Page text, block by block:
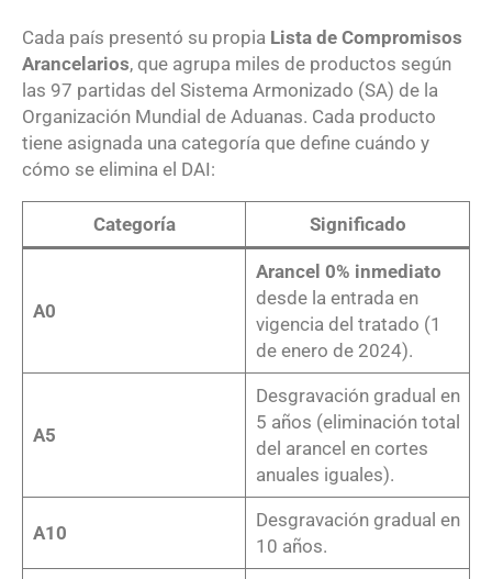
Cada país presentó su propia Lista de Compromisos
Arancelarios, que agrupa miles de productos según
las 97 partidas del Sistema Armonizado (SA) de la
Organización Mundial de Aduanas. Cada producto
tiene asignada una categoría que define cuándo y
cómo se elimina el DAI:
Categoría Significado
A0
Arancel 0% inmediato
desde la entrada en
vigencia del tratado (1
de enero de 2024).
A5
Desgravación gradual en
5 años (eliminación total
del arancel en cortes
anuales iguales).
A10
Desgravación gradual en
10 años.